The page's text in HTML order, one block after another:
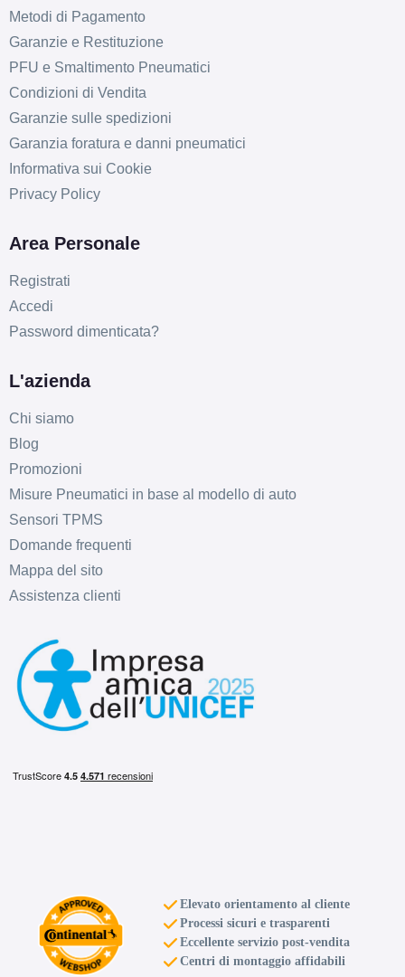
Metodi di Pagamento
Garanzie e Restituzione
PFU e Smaltimento Pneumatici
Condizioni di Vendita
Garanzie sulle spedizioni
Garanzia foratura e danni pneumatici
Informativa sui Cookie
Privacy Policy
Area Personale
Registrati
Accedi
Password dimenticata?
L'azienda
Chi siamo
Blog
Promozioni
Misure Pneumatici in base al modello di auto
Sensori TPMS
Domande frequenti
Mappa del sito
Assistenza clienti
Elevato orientamento al cliente
Processi sicuri e trasparenti
Eccellente servizio post-vendita
Centri di montaggio affidabili